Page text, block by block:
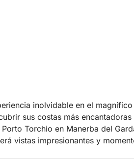
inolvidable en el
sus costas más
Torchio en Manerba del
vistas impresionantes y